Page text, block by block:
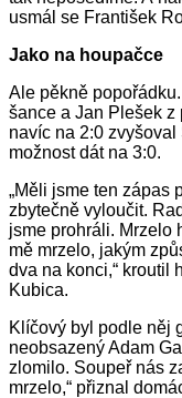
usmál se František
Jako na houpačce
Ale pěkně
šance a Jan Plešek z
navíc na 2:0
možnost dát na 3:0.
„Měli jsme ten zápas
zbytečně vyloučit.
jsme prohráli. Mrzelo
mě mrzelo, jakým
dva na konci,“ kroutil
Kubica.
Klíčový byl podle něj
neobsazený Adam
zlomilo. Soupeř nás
mrzelo,“ přiznal